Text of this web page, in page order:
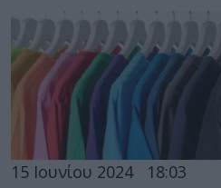
15 Ιουνίου 2024 18:03